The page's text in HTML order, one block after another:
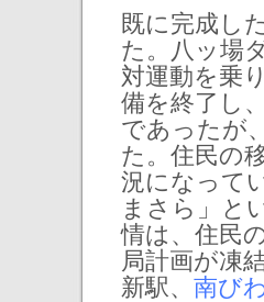
既に完成し
た。八ッ場
対運動を乗
備を終了し
であったが
た。住民の
況になって
まさら」と
情は、住民
局計画が凍
新駅、 南び